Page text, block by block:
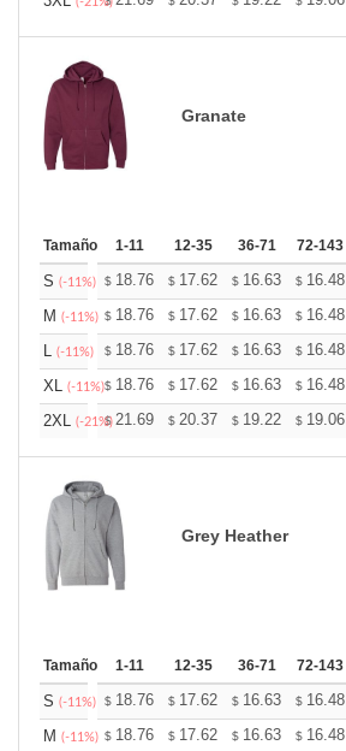
Granate
Tamaño 1-11 12-35 36-71 72-143
S (-11%) $ 18.76 $ 17.62 $ 16.63 $ 16.48
M (-11%) $ 18.76 $ 17.62 $ 16.63 $ 16.48
L (-11%) $ 18.76 $ 17.62 $ 16.63 $ 16.48
XL (-11%)$ 18.76 $ 17.62 $ 16.63 $ 16.48
2XL (-21%)
$21.69 $ 20.37 $ 19.22 $ 19.06
Grey Heather
Tamaño 1-11 12-35 36-71 72-143
S (-11%) $ 18.76 $ 17.62 $ 16.63 $ 16.48
M (-11%) $ 18.76 $ 17.62 $ 16.63 $ 16.48